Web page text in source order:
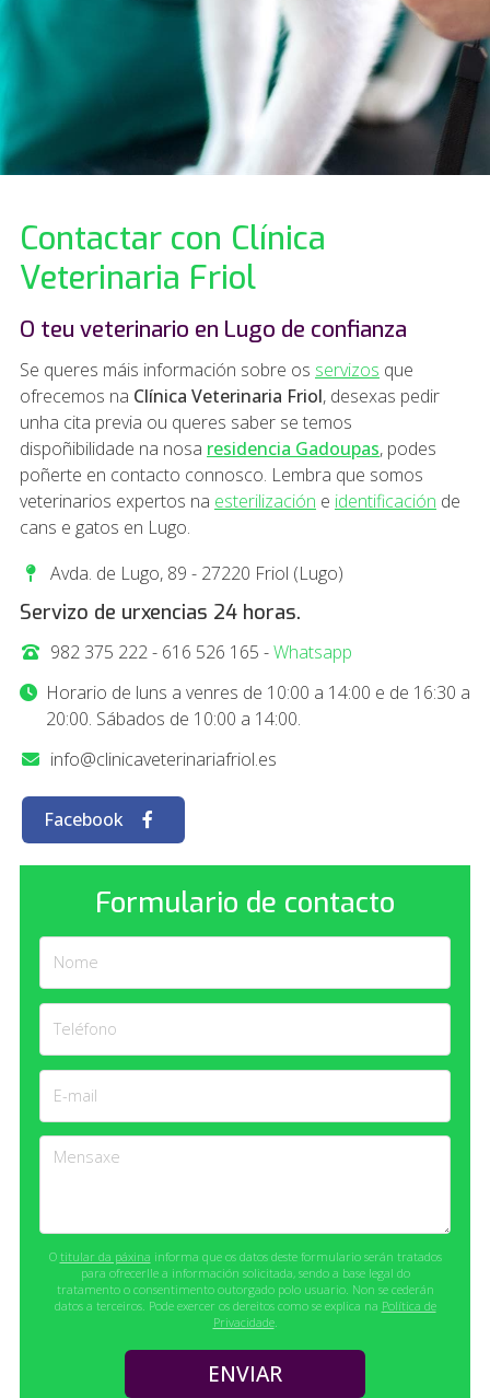
Contactar con Clínica
Veterinaria Friol
O teu veterinario en Lugo de confianza
Se queres máis información sobre os servizos que
ofrecemos na Clínica Veterinaria Friol, desexas pedir
unha cita previa ou queres saber se temos
dispoñibilidade na nosa residencia Gadoupas, podes
poñerte en contacto connosco. Lembra que somos
veterinarios expertos na esterilización e identificación de
cans e gatos en Lugo.
Avda. de Lugo, 89 - 27220 Friol (Lugo)
Servizo de urxencias 24 horas.
982 375 222- 616 526 165 -Whatsapp
Horario de luns a venres de 10:00 a 14:00 e de 16:30 a
20:00. Sábados de 10:00 a 14:00.
info@clinicaveterinariafriol.es
Facebook
Formulario de contacto
Nome
Teléfono
E-mail
Mensaxe
O titular da páxina informa que os datos deste formulario serán tratados
para ofrecerlle a información solicitada, sendo a base legal do
tratamento o consentimento outorgado polo usuario. Non se cederán
datos a terceiros. Pode exercer os dereitos como se explica na Política de
Privacidade.